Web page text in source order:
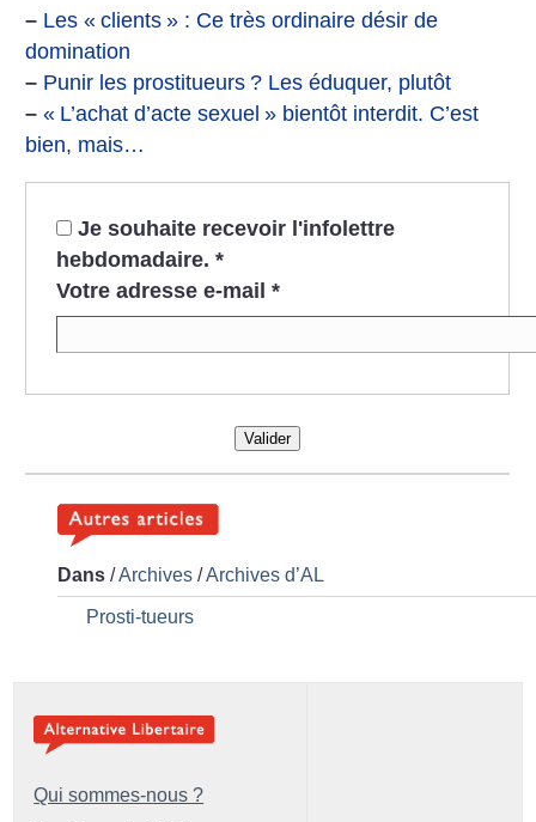
– ‪Les « clients » : Ce très ordinaire désir de
domination‬
– ‪Punir les prostitueurs ? Les éduquer, plutôt‬
– « L’achat d’acte sexuel » bientôt interdit. C’est
bien, mais…
Je souhaite recevoir l'infolettre
hebdomadaire. *
Votre adresse e-mail *
Valider
Dans /Archives /Archives d’AL
Prosti-tueurs
Qui sommes-nous ?